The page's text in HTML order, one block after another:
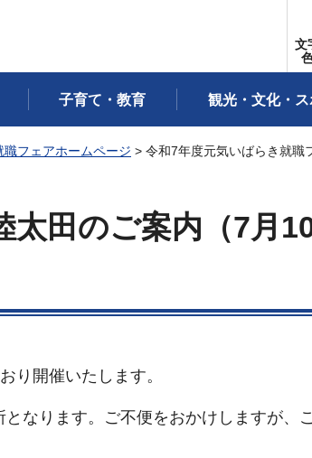
文
子育て・教育 観光・文化・
職フェアホームページ > 令和7年度元気いばらき就職
太田のご案内（7月
り開催いたします。
なります。ご不便をおかけしますが、